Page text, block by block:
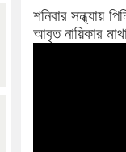
শনিবার সন্ধ্যায়
আবৃত নায়িকার